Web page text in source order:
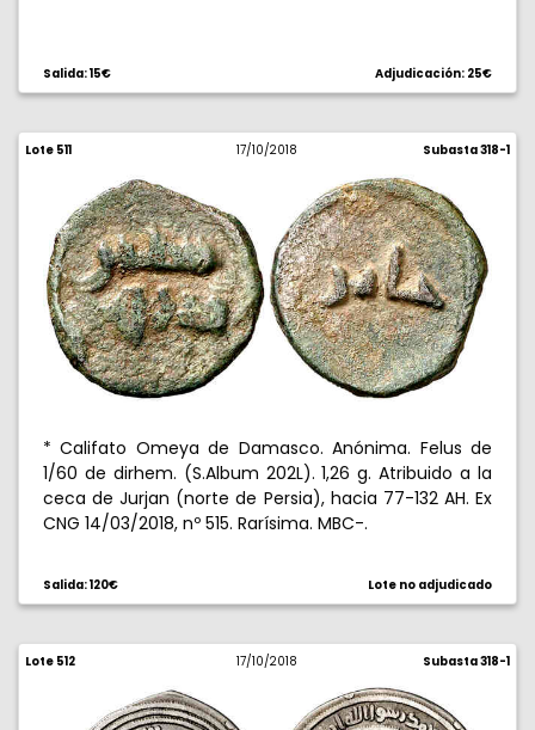
Salida: 15€ Adjudicación: 25€
Lote 511 17/10/2018 Subasta 318-1
* Califato Omeya de Damasco. Anónima. Felus de
1/60 de dirhem. (S.Album 202L). 1,26 g. Atribuido a la
ceca de Jurjan (norte de Persia), hacia 77-132 AH. Ex
CNG 14/03/2018, nº 515. Rarísima. MBC-.
Salida: 120€ Lote no adjudicado
Lote 512 17/10/2018 Subasta 318-1